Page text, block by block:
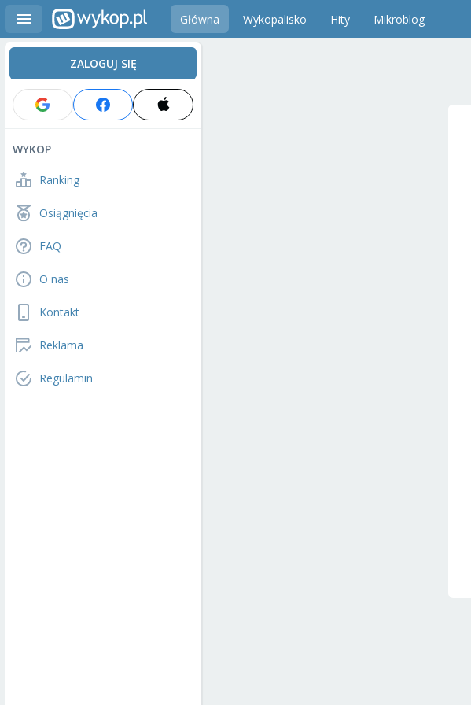
Główna Wykopalisko Hity Mikroblog
ZALOGUJ SIĘ
WYKOP
Ranking
Osiągnięcia
FAQ
O nas
Kontakt
Reklama
Regulamin